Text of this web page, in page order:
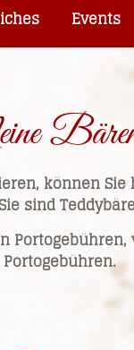
Events
können
sind